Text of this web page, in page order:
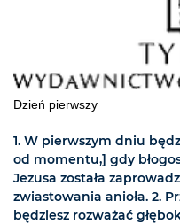
Dzień pierwszy
1. W pierwszym dniu
od momentu,] gdy
Jezusa została
zwiastowania anioła. 2.
będziesz rozważać